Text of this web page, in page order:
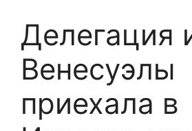
Делегация
Венесуэлы
приехала в